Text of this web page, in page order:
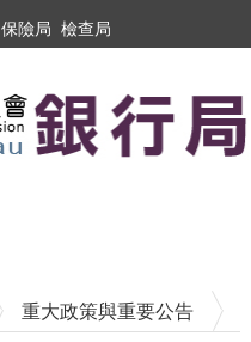
保險局 檢查局
重大政策與重要公告